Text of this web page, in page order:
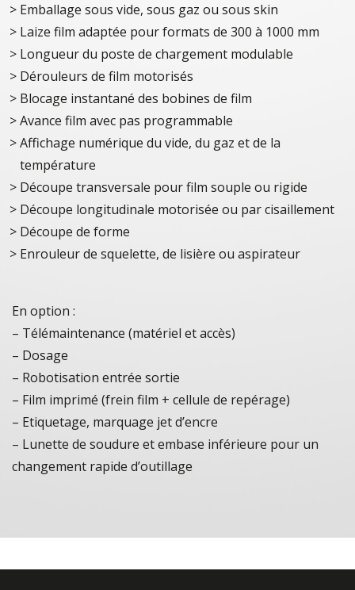
Emballage sous vide, sous gaz ou sous skin
Laize film adaptée pour formats de 300 à 1000 mm
Longueur du poste de chargement modulable
Dérouleurs de film motorisés
Blocage instantané des bobines de film
Avance film avec pas programmable
Affichage numérique du vide, du gaz et de la
température
Découpe transversale pour film souple ou rigide
Découpe longitudinale motorisée ou par cisaillement
Découpe de forme
Enrouleur de squelette, de lisière ou aspirateur
En option :
– Télémaintenance (matériel et accès)
– Dosage
– Robotisation entrée sortie
– Film imprimé (frein film + cellule de repérage)
– Etiquetage, marquage jet d’encre
– Lunette de soudure et embase inférieure pour un
changement rapide d’outillage